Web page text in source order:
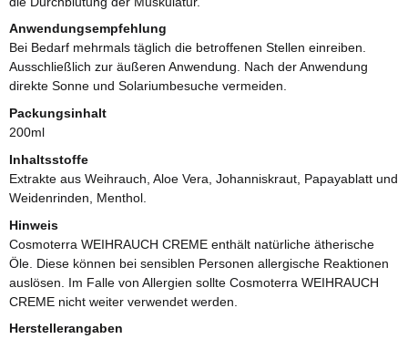
Anwendungsempfehlung
Bei Bedarf mehrmals täglich die betroffenen Stellen einreiben.
Ausschließlich zur äußeren Anwendung. Nach der Anwendung
direkte Sonne und Solariumbesuche vermeiden.
Packungsinhalt
200ml
Inhaltsstoffe
Extrakte aus Weihrauch, Aloe Vera, Johanniskraut, Papayablatt und
Weidenrinden, Menthol.
Hinweis
Cosmoterra WEIHRAUCH CREME enthält natürliche ätherische
Öle. Diese können bei sensiblen Personen allergische Reaktionen
auslösen. Im Falle von Allergien sollte Cosmoterra WEIHRAUCH
CREME nicht weiter verwendet werden.
Herstellerangaben